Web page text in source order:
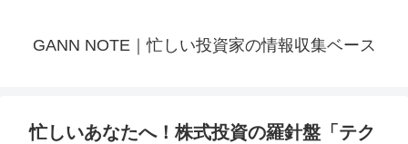
GANN NOTE｜忙しい投資家の情報収集ベース
忙しいあなたへ！株式投資の羅針盤「テク